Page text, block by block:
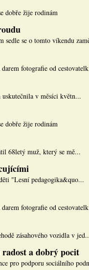
dobře žije rodinám
sedle se o tomto víkendu
fotografie od
v měsíci květn...
dobře žije rodinám
68letý muž, který se mě...
"Lesní pedagogika&quo...
fotografie od
zásahového vozidla v
a dobrý pocit
pro podporu sociálního